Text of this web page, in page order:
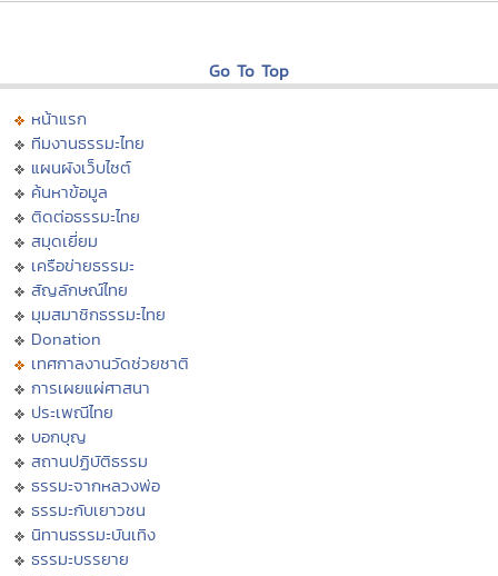
Go To Top
หน้าแรก
ทีมงานธรรมะไทย
แผนผังเว็บไซต์
ค้นหาข้อมูล
ติดต่อธรรมะไทย
สมุดเยี่ยม
เครือข่ายธรรมะ
สัญลักษณ์ไทย
มุมสมาชิกธรรมะไทย
Donation
เทศกาลงานวัดช่วยชาติ
การเผยแผ่ศาสนา
ประเพณีไทย
บอกบุญ
สถานปฏิบัติธรรม
ธรรมะจากหลวงพ่อ
ธรรมะกับเยาวชน
นิทานธรรมะบันเทิง
ธรรมะบรรยาย